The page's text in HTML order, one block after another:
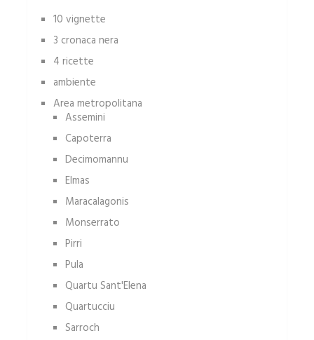
10 vignette
3 cronaca nera
4 ricette
ambiente
Area metropolitana
Assemini
Capoterra
Decimomannu
Elmas
Maracalagonis
Monserrato
Pirri
Pula
Quartu Sant'Elena
Quartucciu
Sarroch